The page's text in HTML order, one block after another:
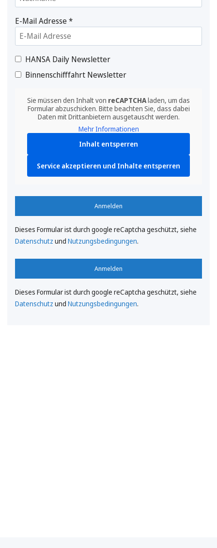
E-Mail Adresse*
HANSA Daily Newsletter
Binnenschifffahrt Newsletter
Sie müssen den Inhalt von reCAPTCHAladen, um das
Formular abzuschicken. Bitte beachten Sie, dass dabei
Daten mit Drittanbietern ausgetauscht werden.
Mehr Informationen
Inhalt entsperren
Service akzeptieren und Inhalte entsperren
Anmelden
Dieses Formular ist durch google reCaptcha geschützt, siehe
Datenschutz und Nutzungsbedingungen.
Anmelden
Dieses Formular ist durch google reCaptcha geschützt, siehe
Datenschutz und Nutzungsbedingungen.